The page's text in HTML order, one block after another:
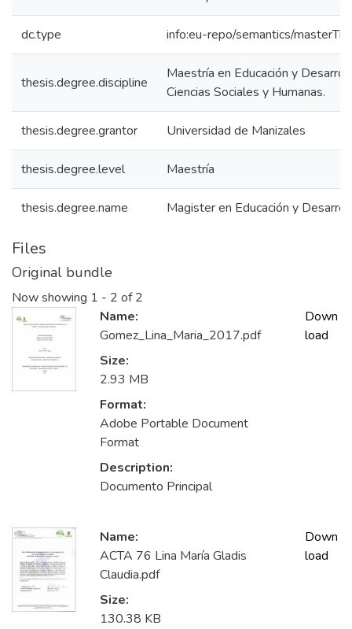
dc.type info:eu-repo/semantics/
thesis.degree.discipline
Maestría en Educación y
Ciencias Sociales y Humanas.
thesis.degree.grantor Universidad de Manizales
thesis.degree.level Maestría
thesis.degree.name Magister en Educación y
Files
Original bundle
Now showing 1 - 2 of 2
Name:
Gomez_Lina_Maria_2017.pdf
Size:
2.93 MB
Format:
Adobe Portable Document
Format
Description:
Documento Principal
Down
load
Name:
ACTA 76 Lina María Gladis
Claudia.pdf
Size:
130.38 KB
Down
load